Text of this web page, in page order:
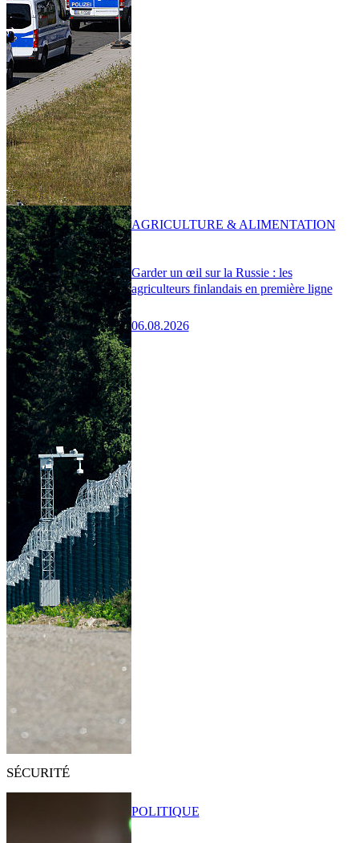
Garder un œil sur la Russie : les
agriculteurs finlandais en première ligne
06.08.2026
AGRICULTURE & ALIMENTATION
SÉCURITÉ
POLITIQUE